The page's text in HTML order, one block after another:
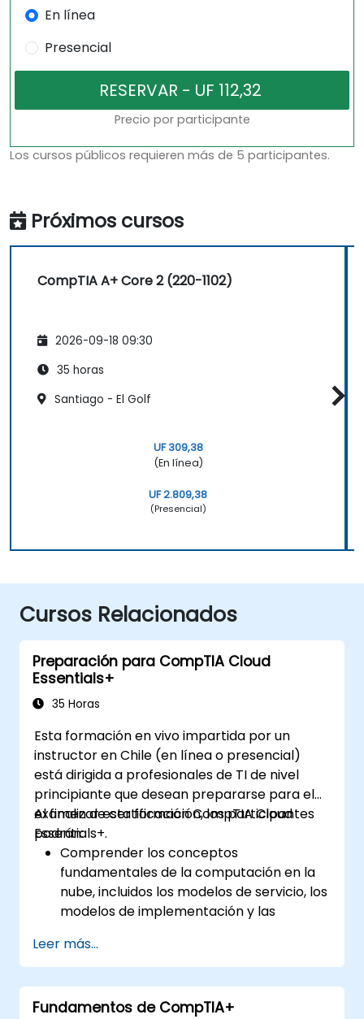
En línea
Presencial
Precio por participante
Los cursos públicos requieren más de 5 participantes.
Próximos cursos
CompTIA A+ Core 2 (220-1102)
2026-09-18 09:30
35 horas
Santiago - El Golf
UF 309,38
(En línea)
UF 2.809,38
(Presencial)
Cursos Relacionados
Preparación para CompTIA Cloud
Essentials+
35 Horas
Esta formación en vivo impartida por un
instructor en Chile (en línea o presencial)
está dirigida a profesionales de TI de nivel
principiante que desean prepararse para el
examen de certificación CompTIA Cloud
Essentials+.
Al finalizar esta formación, los participantes
podrán:
Comprender los conceptos
fundamentales de la computación en la
nube, incluidos los modelos de servicio, los
modelos de implementación y las
Evaluar el impacto empresarial de la
adopción de la nube, incluidas las
consideraciones de costos, los aspectos
legales y de cumplimiento, y la gestión de
Leer más...
Fundamentos de CompTIA+